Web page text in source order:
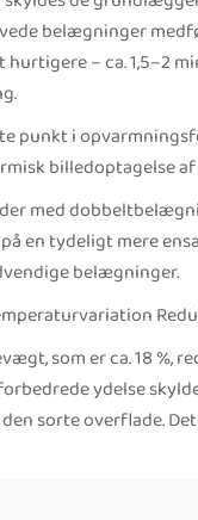
belægninger
– ca. 1,5–2
punkt i
billedoptagelse
med
en tydeligt mere
belægninger.
som er ca. 18 %,
ydelse
sorte overflade.